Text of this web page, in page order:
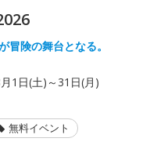
冒険の舞台となる。
1日(土)～31日(月)
無料イベント